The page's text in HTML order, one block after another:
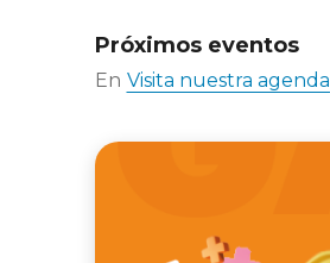
Próximos eventos
En Visita nuestra agenda